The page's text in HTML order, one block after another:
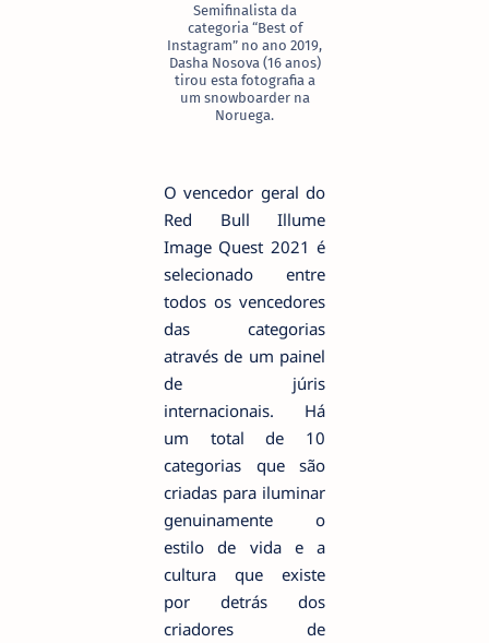
Semifinalista da
categoria “Best of
Instagram” no ano 2019,
Dasha Nosova (16 anos)
tirou esta fotografia a
um snowboarder na
Noruega.
O vencedor geral do
Red Bull Illume
Image Quest 2021 é
selecionado entre
todos os vencedores
das categorias
através de um painel
de júris
internacionais. Há
um total de 10
categorias que são
criadas para iluminar
genuinamente o
estilo de vida e a
cultura que existe
por detrás dos
criadores de